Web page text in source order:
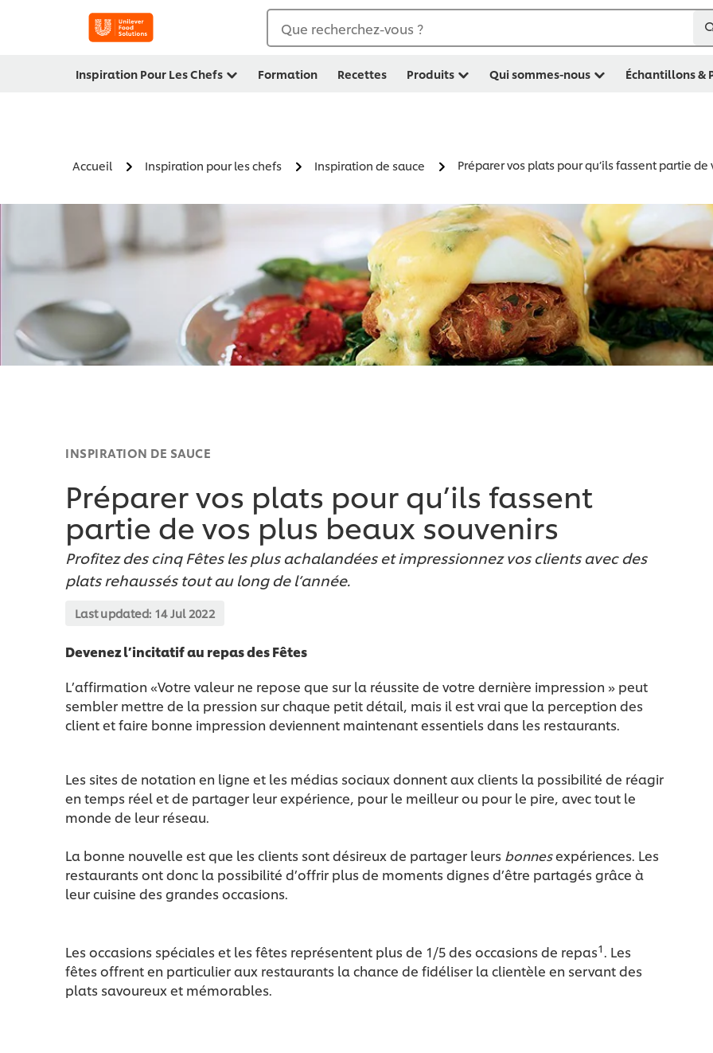
Que recherchez-vous ?
Inspiration Pour Les Chefs Formation Recettes Produits Qui sommes-nous Échantillons &
Accueil Inspiration pour les chefs Inspiration de sauce Préparer vos plats pour qu’ils fassent partie
INSPIRATION DE SAUCE
Préparer vos plats pour qu’ils fassent
partie de vos plus beaux souvenirs
Profitez des cinq Fêtes les plus achalandées et impressionnez vos clients avec des
plats rehaussés tout au long de l’année.
Last updated: 14 Jul 2022
Devenez l’incitatif au repas des Fêtes
L’affirmation «Votre valeur ne repose que sur la réussite de votre dernière impression » peut
sembler mettre de la pression sur chaque petit détail, mais il est vrai que la perception des
client et faire bonne impression deviennent maintenant essentiels dans les restaurants.
Les sites de notation en ligne et les médias sociaux donnent aux clients la possibilité de réagir
en temps réel et de partager leur expérience, pour le meilleur ou pour le pire, avec tout le
monde de leur réseau.
La bonne nouvelle est que les clients sont désireux de partager leurs bonnesexpériences. Les
restaurants ont donc la possibilité d’offrir plus de moments dignes d’être partagés grâce à
leur cuisine des grandes occasions.
Les occasions spéciales et les fêtes représentent plus de 1/5 des occasions de repas1 . Les
fêtes offrent en particulier aux restaurants la chance de fidéliser la clientèle en servant des
plats savoureux et mémorables.